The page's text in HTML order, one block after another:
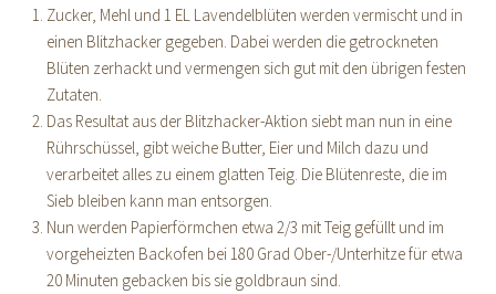
Zucker, Mehl und 1 EL Lavendelblüten werden vermischt und in
einen Blitzhacker gegeben. Dabei werden die getrockneten
Blüten zerhackt und vermengen sich gut mit den übrigen festen
Zutaten.
Das Resultat aus der Blitzhacker-Aktion siebt man nun in eine
Rührschüssel, gibt weiche Butter, Eier und Milch dazu und
verarbeitet alles zu einem glatten Teig. Die Blütenreste, die im
Sieb bleiben kann man entsorgen.
Nun werden Papierförmchen etwa 2/3 mit Teig gefüllt und im
vorgeheizten Backofen bei 180 Grad Ober-/Unterhitze für etwa
20 Minuten gebacken bis sie goldbraun sind.